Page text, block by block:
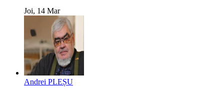
Joi, 14 Mar
Andrei PLEȘU